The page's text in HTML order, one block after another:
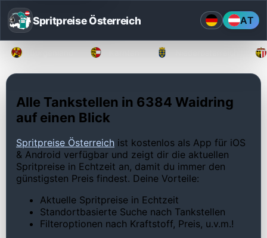
Spritpreise Österreich AT
Alle Tankstellen in 6384 Waidring
auf einen Blick
Spritpreise Österreich ist kostenlos als App für iOS
& Android verfügbar und zeigt dir die aktuellen
Spritpreise in Echtzeit an, damit du immer den
günstigsten Preis findest. Deine Vorteile:
Aktuelle Spritpreise in Echtzeit
Standortbasierte Suche nach Tankstellen
Filteroptionen nach Kraftstoff, Preis, u.v.m.!